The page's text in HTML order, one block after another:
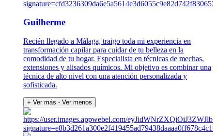
Guilherme
Recién llegado a Málaga, traigo toda mi experiencia en
transformación capilar para cuidar de tu belleza en la
comodidad de tu hogar. Especialista en técnicas de mechas,
extensiones y alisados químicos. Mi objetivo es combinar una
técnica de alto nivel con una atención personalizada y
sofisticada.
+ Ver más - Ver menos